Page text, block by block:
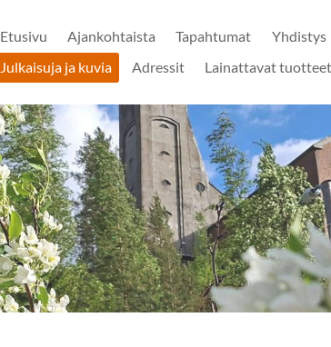
Etusivu Ajankohtaista Tapahtumat Yhdistys
Julkaisuja ja kuvia
Adressit Lainattavat tuotteet